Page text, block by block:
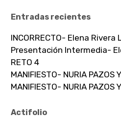
Entradas recientes
INCORRECTO- Elena Rivera
Presentación Intermedia-
RETO 4
MANIFIESTO- NURIA PAZOS
MANIFIESTO- NURIA PAZOS
Actifolio